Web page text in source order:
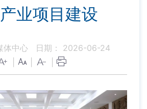
业项目建设
体中心
日期： 2026-06-24